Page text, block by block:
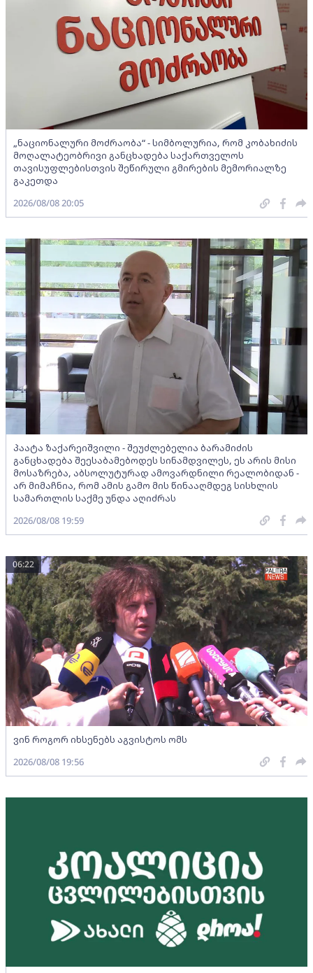
„ნაციონალური მოძრაობა“ - სიმბოლურია, რომ კობახიძის
მოღალატეობრივი განცხადება საქართველოს
თავისუფლებისთვის შეწირული გმირების მემორიალზე
გაკეთდა
2026/08/08 20:05
პაატა ზაქარეიშვილი - შეუძლებელია ბარამიძის
განცხადება შეესაბამებოდეს სინამდვილეს, ეს არის მისი
მოსაზრება, აბსოლუტურად ამოვარდნილი რეალობიდან -
არ მიმაჩნია, რომ ამის გამო მის წინააღმდეგ სისხლის
სამართლის საქმე უნდა აღიძრას
2026/08/08 19:59
ვინ როგორ იხსენებს აგვისტოს ომს
06:22
2026/08/08 19:56